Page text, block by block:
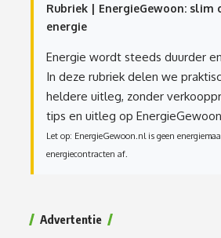
Rubriek | EnergieGewoon: slim
energie
Energie wordt steeds duurder
In deze rubriek delen we
heldere uitleg, zonder
tips en uitleg op
Let op: EnergieGewoon.nl is geen
energiecontracten af.
Advertentie